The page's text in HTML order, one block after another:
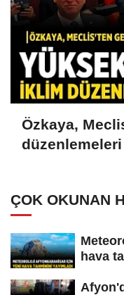
Özkaya,
ÇOK OKUNAN
hava